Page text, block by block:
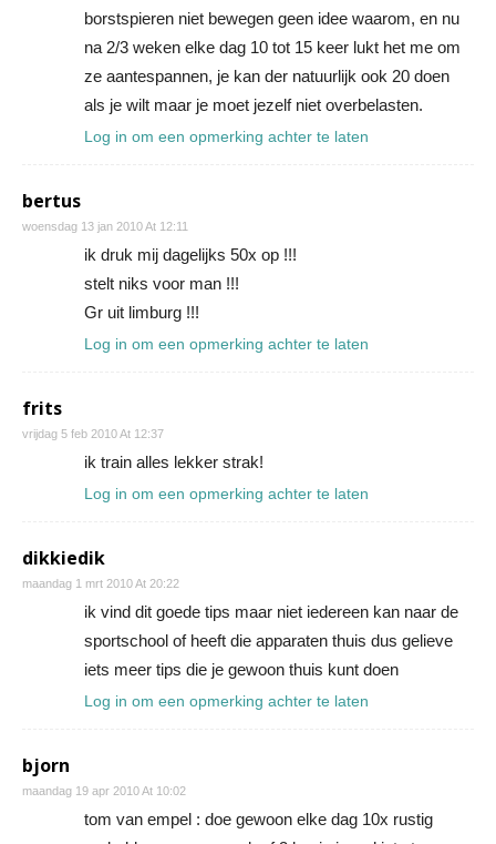
borstspieren niet bewegen geen idee waarom, en nu
na 2/3 weken elke dag 10 tot 15 keer lukt het me om
ze aantespannen, je kan der natuurlijk ook 20 doen
als je wilt maar je moet jezelf niet overbelasten.
Log in om een opmerking achter te laten
bertus
woensdag 13 jan 2010 At 12:11
ik druk mij dagelijks 50x op !!!
stelt niks voor man !!!
Gr uit limburg !!!
Log in om een opmerking achter te laten
frits
vrijdag 5 feb 2010 At 12:37
ik train alles lekker strak!
Log in om een opmerking achter te laten
dikkiedik
maandag 1 mrt 2010 At 20:22
ik vind dit goede tips maar niet iedereen kan naar de
sportschool of heeft die apparaten thuis dus gelieve
iets meer tips die je gewoon thuis kunt doen
Log in om een opmerking achter te laten
bjorn
maandag 19 apr 2010 At 10:02
tom van empel : doe gewoon elke dag 10x rustig